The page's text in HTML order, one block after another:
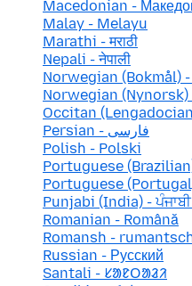
Macedonian -
Malay - Melayu
Marathi - मराठी
Nepali - नेपाली
Norwegian (Bokmål)
Norwegian
Occitan
Persian - فارسی
Polish - Polski
Portuguese
Portuguese
Punjabi (India) -
Romanian - Română
Romansh -
Russian - Русский
Santali - ᱥᱟᱱᱛᱟᱲᱤ